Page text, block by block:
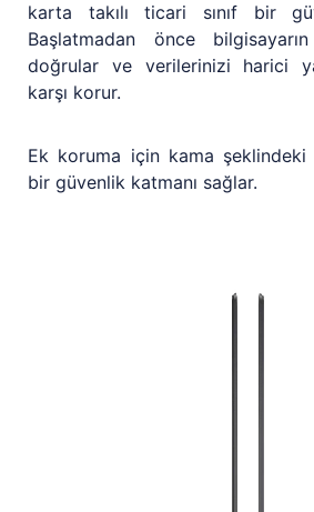
karta takılı ticari sınıf bir
Başlatmadan önce bilgisayarın
doğrular ve verilerinizi harici
karşı korur.
Ek koruma için kama şeklindeki
bir güvenlik katmanı sağlar.